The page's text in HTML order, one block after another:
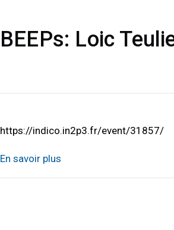
BEEPs: Loic
https://indico.in2p3.fr/event/31857/
En savoir plus